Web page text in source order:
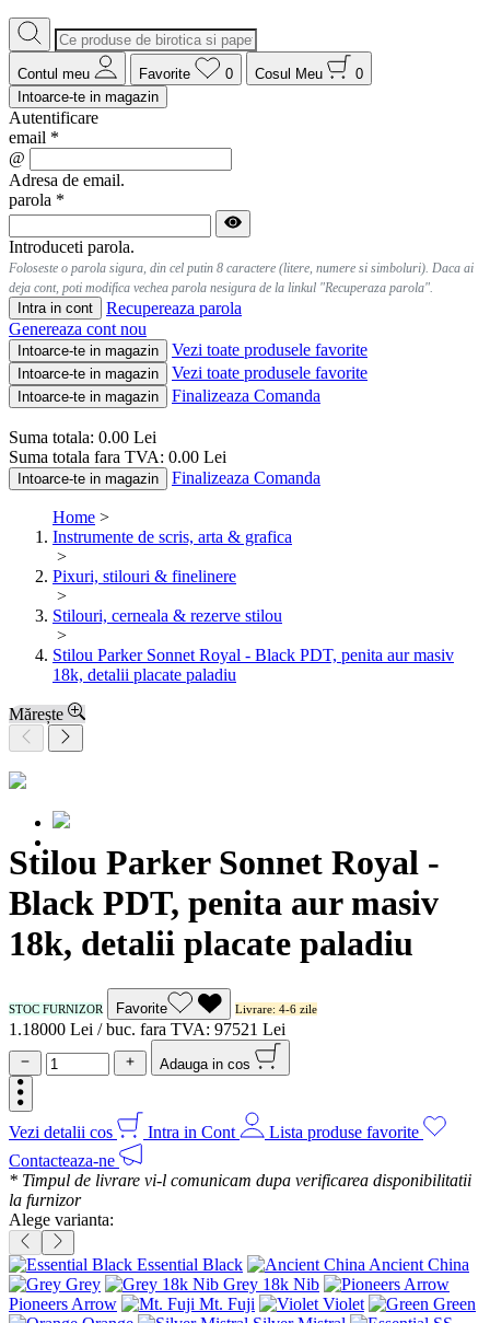
Contul meu Favorite 0 Cosul Meu
0
Intoarce-te in magazin
Autentificare
email *
@
Adresa de email.
parola *
Introduceti parola.
Foloseste o parola sigura, din cel putin 8 caractere (litere, numere si simboluri). Daca ai
deja cont, poti modifica vechea parola nesigura de la linkul "Recuperaza parola".
Intra in cont
Recupereaza parola
Genereaza cont nou
Intoarce-te in magazin Vezi toate produsele favorite
Intoarce-te in magazin Vezi toate produsele favorite
Intoarce-te in magazin Finalizeaza Comanda
Suma totala: 0.00 Lei
Suma totala fara TVA: 0.00 Lei
Intoarce-te in magazin Finalizeaza Comanda
Home >
Instrumente de scris, arta & grafica
>
Pixuri, stilouri & finelinere
>
Stilouri, cerneala & rezerve stilou
>
Stilou Parker Sonnet Royal - Black PDT, penita aur masiv
18k, detalii placate paladiu
Mărește
Stilou Parker Sonnet Royal -
Black PDT, penita aur masiv
18k, detalii placate paladiu
STOC FURNIZOR Favorite Livrare: 4-6 zile
1.18000 Lei / buc. fara TVA: 97521 Lei
Adauga in cos
Vezi detalii cos Intra in Cont
Lista produse favorite
Contacteaza-ne
* Timpul de livrare vi-l comunicam dupa verificarea disponibilitatii
la furnizor
Alege varianta:
Essential Black
Ancient China
Grey
Grey 18k Nib
Pioneers Arrow
Mt. Fuji Violet
Green